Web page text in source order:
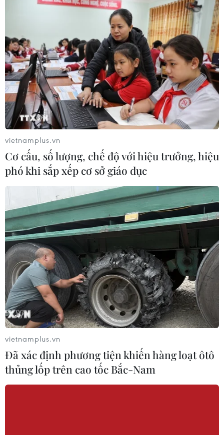
Hoãn phiên tòa xét xử phúc thẩm vụ án
VN Pharma
03/04/2020 04:24
Việc hoãn tòa nhằm thực hiện đúng Chỉ thị 16/CT-TTg
của Thủ tướng và chỉ đạo của Chánh án Tòa án Nhân
dân Tối cao về công tác phòng, chống dịch COVID-19.
vietnamplus.vn
Cơ cấu, số lượng, chế độ với hiệu trưởng, hiệu
phó khi sắp xếp cơ sở giáo dục
vietnamplus.vn
Đã xác định phương tiện khiến hàng loạt ôtô
thủng lốp trên cao tốc Bắc-Nam